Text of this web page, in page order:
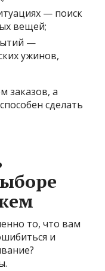
— поиск
вещей;
—
ужинов,
заказов, а
сделать
то, что вам
и